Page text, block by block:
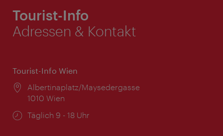
Tourist-Info
Adressen & Kontakt
Tourist-Info Wien
Ort:
Albertinaplatz/Maysedergasse
1010 Wien
Öffnungszeiten:
Täglich 9 - 18 Uhr